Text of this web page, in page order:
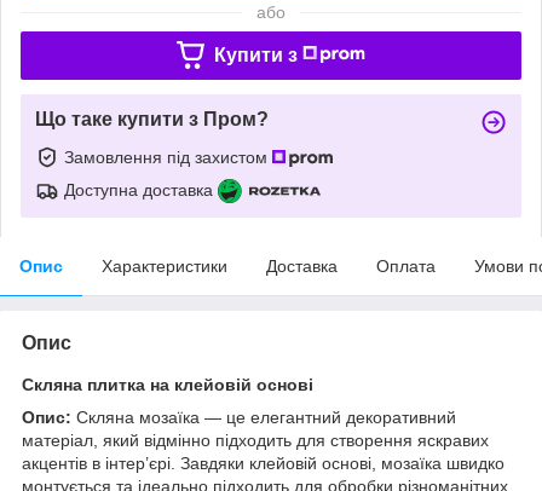
або
Купити з
Що таке купити з Пром?
Замовлення під захистом
Доступна доставка
Опис Характеристики Доставка Оплата Умови
Опис
Скляна плитка на клейовій основі
Опис: Скляна мозаїка — це елегантний декоративний
матеріал, який відмінно підходить для створення яскравих
акцентів в інтер’єрі. Завдяки клейовій основі, мозаїка швидко
монтується та ідеально підходить для обробки різноманітних